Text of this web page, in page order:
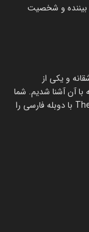
بیننده و شخصیت
و یکی از
نتفلیکس در سال 2025 است که با آن آشنا شدیم. شما
می‌توانید در همین صفحه از مایکت، فیلم The Life List با دوبله فارسی را